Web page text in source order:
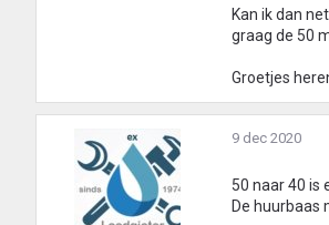
Kan ik dan
graag de 50
Groetjes
9 dec 2020
50 naar 40 is
De huurbaas